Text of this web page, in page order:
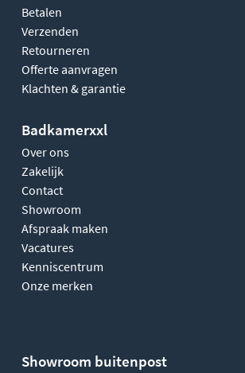
Betalen
Verzenden
Retourneren
Offerte aanvragen
Klachten & garantie
Badkamerxxl
Over ons
Zakelijk
Contact
Showroom
Afspraak maken
Vacatures
Kenniscentrum
Onze merken
Showroom buitenpost